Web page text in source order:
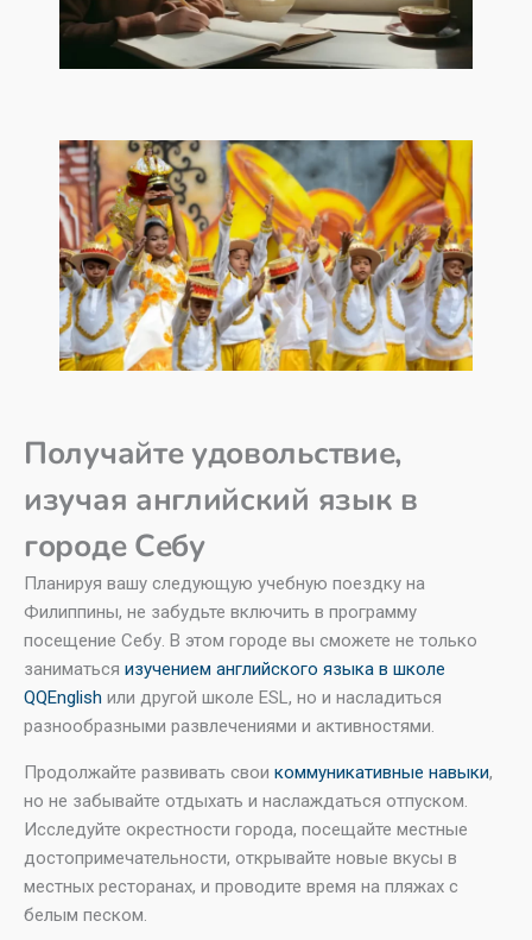
Получайте удовольствие,
изучая английский язык в
городе Себу
Планируя вашу следующую учебную поездку на
Филиппины, не забудьте включить в программу
посещение Себу. В этом городе вы сможете не только
заниматься изучением английского языка в школе
QQEnglish или другой школе ESL, но и насладиться
разнообразными развлечениями и активностями.
Продолжайте развивать свои коммуникативные навыки,
но не забывайте отдыхать и наслаждаться отпуском.
Исследуйте окрестности города, посещайте местные
достопримечательности, открывайте новые вкусы в
местных ресторанах, и проводите время на пляжах с
белым песком.